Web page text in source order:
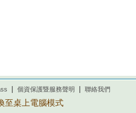
個資保護暨服務聲明 聯絡我們
至桌上電腦模式